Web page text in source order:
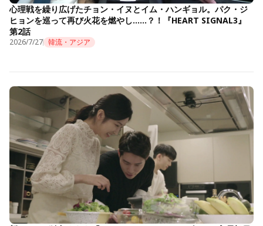
心理戦を繰り広げたチョン・イヌとイム・ハンギョル。パク・ジ
ヒョンを巡って再び火花を燃やし……？！『HEART SIGNAL3』
第2話
2026/7/27 韓流・アジア